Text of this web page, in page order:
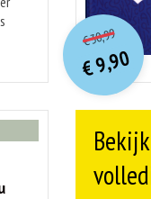
€30,99prijs
was:
€
€9,90
Huidige
prijs
is:
€